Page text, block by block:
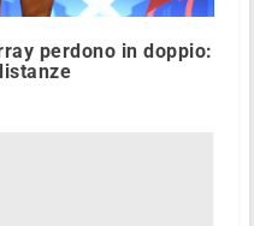
perdono in doppio: